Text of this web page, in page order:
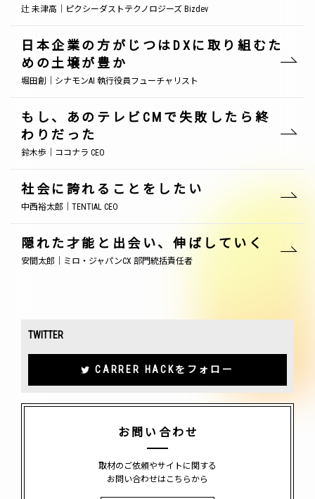
辻 未津高｜ピクシーダストテクノロジーズ Bizdev
日本企業の方がじつはDXに取り組むた
めの土壌が豊か
堀田創｜シナモンAI 執行役員フューチャリスト
もし、あのテレビCMで失敗したら終
わりだった
鈴木歩｜ココナラ CEO
社会に誇れることをしたい
中西裕太郎｜TENTIAL CEO
隠れた才能と出会い、伸ばしていく
安間太郎｜ミロ・ジャパンCX 部門統括責任者
TWITTER
CARRER HACKをフォロー
お問い合わせ
取材のご依頼やサイトに関する
お問い合わせはこちらから